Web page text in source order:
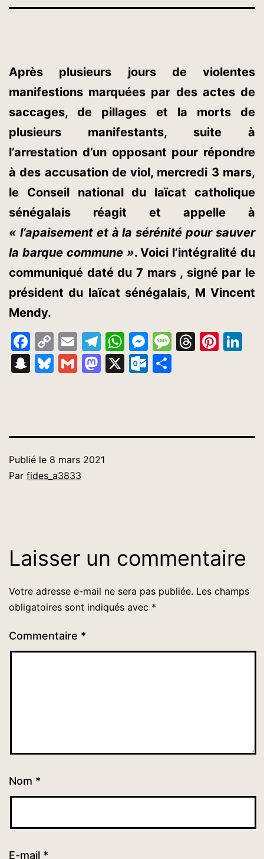
Après plusieurs jours de violentes
manifestions marquées par des actes de
saccages, de pillages et la morts de
plusieurs manifestants, suite à
l’arrestation d’un opposant pour répondre
à des accusation de viol, mercredi 3 mars,
le Conseil national du laïcat catholique
sénégalais réagit et appelle à
« l’apaisement et à la sérénité pour sauver
la barque commune ». Voici l’intégralité du
communiqué daté du 7 mars , signé par le
président du laïcat sénégalais, M Vincent
Mendy.
Facebook
Copy
Link
EmailTelegram
WhatsApp
Messenger
Message
Snapchat
Bluesky
GmailMastodon
X Outlook.com
Publié le 8 mars 2021
Par fides_a3833
Laisser un commentaire
Votre adresse e-mail ne sera pas publiée. Les champs
obligatoires sont indiqués avec *
Commentaire *
Nom *
E-mail *